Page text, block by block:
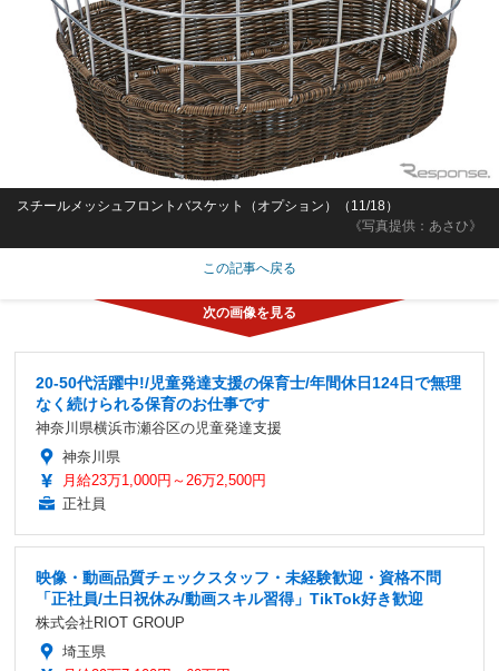
《写真提供：あさひ》
スチールメッシュフロントバスケット（オプション）（11/18）
この記事へ戻る
20-50代活躍中!/児童発達支援の保育士/年間休日124日で無理
なく続けられる保育のお仕事です
神奈川県横浜市瀬谷区の児童発達支援
神奈川県
月給23万1,000円～26万2,500円
正社員
映像・動画品質チェックスタッフ・未経験歓迎・資格不問
「正社員/土日祝休み/動画スキル習得」TikTok好き歓迎
株式会社RIOT GROUP
埼玉県